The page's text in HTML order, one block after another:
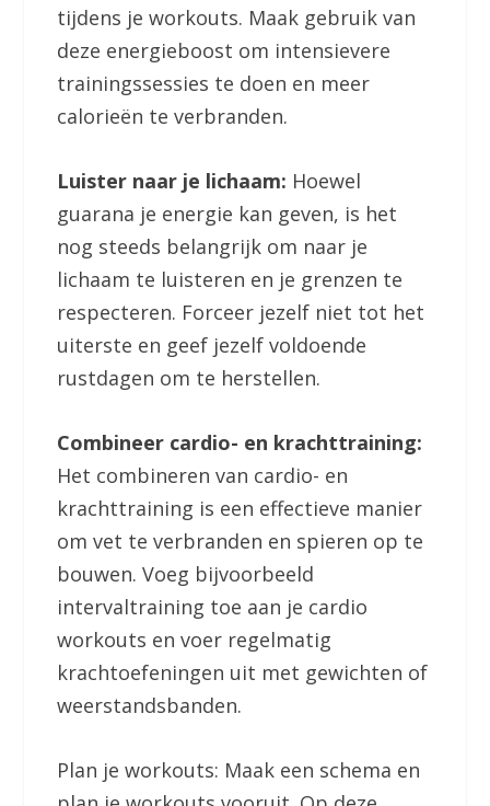
tijdens je workouts. Maak gebruik van
deze energieboost om intensievere
trainingssessies te doen en meer
calorieën te verbranden.
Luister naar je lichaam: Hoewel
guarana je energie kan geven, is het
nog steeds belangrijk om naar je
lichaam te luisteren en je grenzen te
respecteren. Forceer jezelf niet tot het
uiterste en geef jezelf voldoende
rustdagen om te herstellen.
Combineer cardio- en krachttraining:
Het combineren van cardio- en
krachttraining is een effectieve manier
om vet te verbranden en spieren op te
bouwen. Voeg bijvoorbeeld
intervaltraining toe aan je cardio
workouts en voer regelmatig
krachtoefeningen uit met gewichten of
weerstandsbanden.
Plan je workouts: Maak een schema en